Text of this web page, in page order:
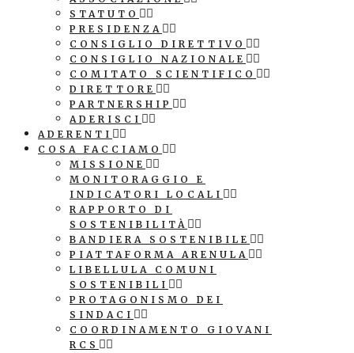
STATUTO
PRESIDENZA
CONSIGLIO DIRETTIVO
CONSIGLIO NAZIONALE
COMITATO SCIENTIFICO
DIRETTORE
PARTNERSHIP
ADERISCI
ADERENTI
COSA FACCIAMO
MISSIONE
MONITORAGGIO E
INDICATORI LOCALI
RAPPORTO DI
SOSTENIBILITÀ
BANDIERA SOSTENIBILE
PIATTAFORMA ARENULA
LIBELLULA COMUNI
SOSTENIBILI
PROTAGONISMO DEI
SINDACI
COORDINAMENTO GIOVANI
RCS